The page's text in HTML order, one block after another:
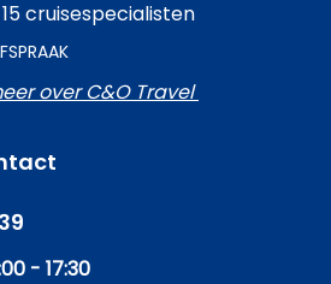
cruisespecialisten
over C&O Travel
- 17:30